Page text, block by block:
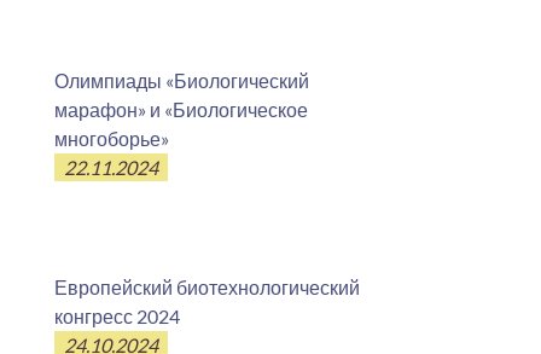
Олимпиады «Биологический
марафон» и «Биологическое
многоборье»
22.11.2024
Европейский биотехнологический
конгресс 2024
24.10.2024